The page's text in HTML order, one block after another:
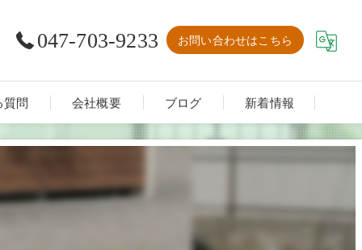
047-703-9233 お問い合わせはこちら
質問 会社概要 ブログ 新着情報